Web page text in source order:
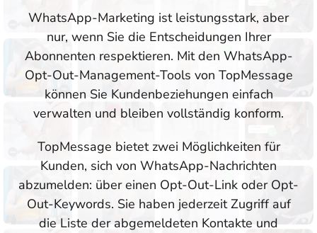
WhatsApp-Marketing ist leistungsstark, aber
nur, wenn Sie die Entscheidungen Ihrer
Abonnenten respektieren. Mit den WhatsApp-
Opt-Out-Management-Tools von TopMessage
können Sie Kundenbeziehungen einfach
verwalten und bleiben vollständig konform.
TopMessage bietet zwei Möglichkeiten für
Kunden, sich von WhatsApp-Nachrichten
abzumelden: über einen Opt-Out-Link oder Opt-
Out-Keywords. Sie haben jederzeit Zugriff auf
die Liste der abgemeldeten Kontakte und